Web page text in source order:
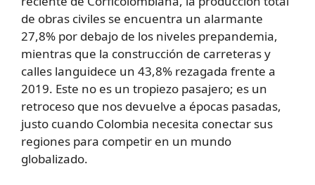
de obras civiles se encuentra un alarmante
27,8% por debajo de los niveles prepandemia,
mientras que la construcción de carreteras y
calles languidece un 43,8% rezagada frente a
2019. Este no es un tropiezo pasajero; es un
retroceso que nos devuelve a épocas pasadas,
justo cuando Colombia necesita conectar sus
regiones para competir en un mundo
globalizado.